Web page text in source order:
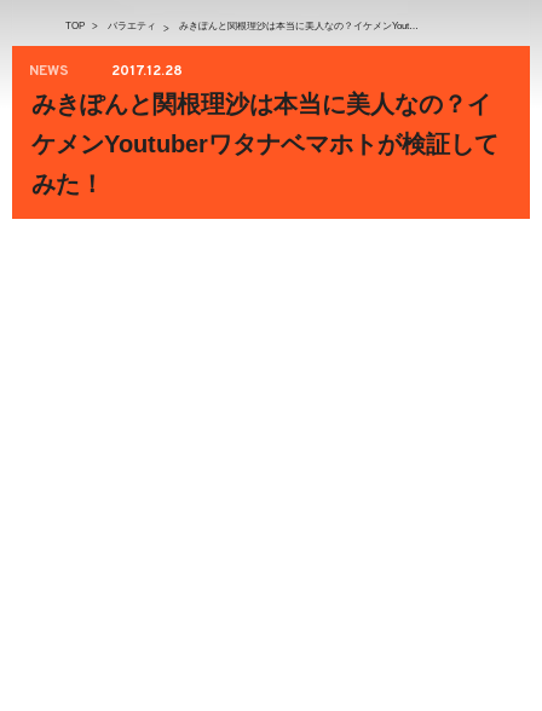
TOP > バラエティ > みきぽんと関根理沙は本当に美人なの？イケメンYoutuberワタナベマホトが検証してみた！
NEWS 2017.12.28
みきぽんと関根理沙は本当に美人なの？イ
ケメンYoutuberワタナベマホトが検証して
みた！